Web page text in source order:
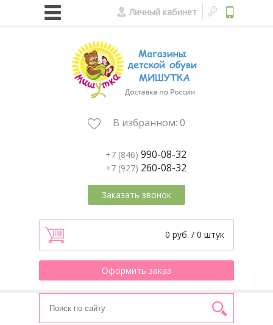
Личный кабинет
В избранном: 0
+7 (846) 990-08-32
+7 (927) 260-08-32
Заказать звонок
0 руб. / 0 штук
Оформить заказ